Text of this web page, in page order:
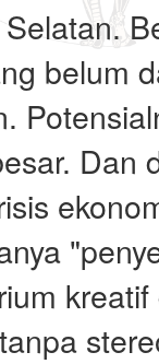
belum
Dan